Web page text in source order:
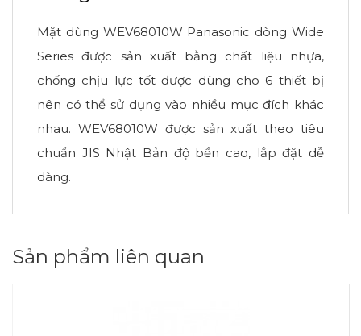
Mặt dùng WEV68010W Panasonic dòng Wide
Series được sản xuất bằng chất liệu nhựa,
chống chịu lực tốt được dùng cho 6 thiết bị
nên có thể sử dụng vào nhiều mục đích khác
nhau. WEV68010W được sản xuất theo tiêu
chuẩn JIS Nhật Bản độ bền cao, lắp đặt dễ
dàng.
Sản phẩm liên quan